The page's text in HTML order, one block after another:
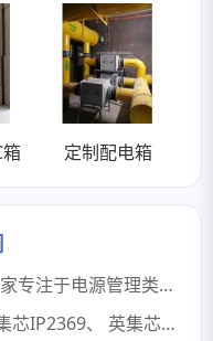
定制配电箱
深圳市微立芯科技有限公司是一家专注于电源管理类SOC芯片的IC半导体方案商。核心产品线包括：锂电池充电IC、移动电源管理IC、无线充电IC、车载充电IC及TWS充电仓IC等。服务于开关电源、移动电源、无线充、车充等消费电子产品市场。我们拥有完善的技术型销售专家和资深工程师团队，不仅提供芯片供应，更致力于为客户提供技术解决方案与全程服务支持，帮助客户提升产品竞争力，缩短研发周期，共同开拓市场。微立芯科技深耕电源SOC半导体领域，合作品牌包含英集芯、地芯引力、上海普冉、西安恩狄、芯控源、永源微等国内原厂。
芯IP2369、 英集芯IP2363